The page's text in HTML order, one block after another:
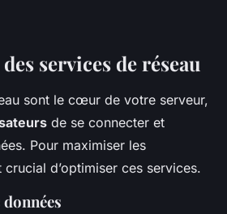
services de réseau
sont le cœur de votre serveur,
de se connecter et
Pour maximiser les
d’optimiser ces services.